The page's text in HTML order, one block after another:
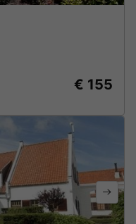
€ 155